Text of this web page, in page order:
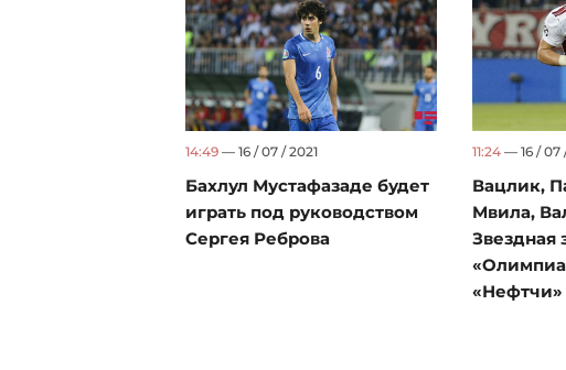
14:49 — 16 / 07 / 2021
Бахлул Мустафазаде будет
играть под руководством
Сергея Реброва
11:24 — 16 / 07
Вацлик,
Мвила,
Звездная
«Нефтчи»